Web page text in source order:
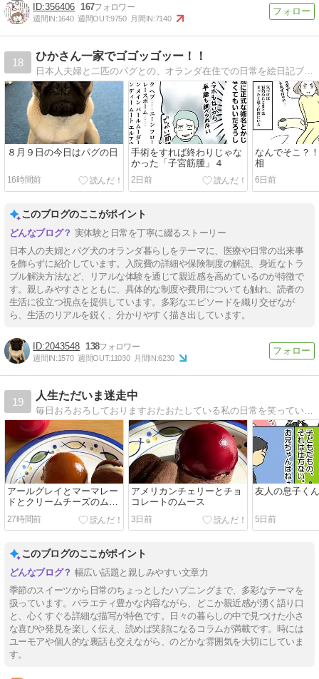
356406 167
週間IN:1640 週間OUT:9750 月間IN:7140
18
ひかさん一家でゴゴッゴッー！！
日本人夫婦と二匹のパグとの、オランダ在住での日常を絵日記ブログで描いてます。
８月９日の今日はパグの日
16時間前
手術をすれば終わりじゃな
かった「子宮筋腫」４
2日前
なんでそこ？
相
6日前
このブログのここがポイント
実体験と日常を丁寧に綴るストーリー
日本人の夫婦とパグ犬のオランダ暮らしをテーマに、医療や日常の出来事
を飾らずに紹介しています。入院費の詳細や保険制度の解説、身近なトラ
ブル解決方法など、リアルな体験を通じて親近感を高めているのが特徴で
す。親しみやすさとともに、具体的な制度や費用についても触れ、読者の
生活に役立つ視点を提供しています。多彩なエピソードを織り交ぜなが
ら、生活のリアルを鋭く、分かりやすく描き出しています。
2043548 138
週間IN:1570 週間OUT:11030 月間IN:6230
19
人生ただいま迷走中
アールグレイとマーマレー
ドとクリームチーズのムー
27時間前
アメリカンチェリーとチョ
コレートのムース
3日前
友人の息子く
5日前
このブログのここがポイント
幅広い話題と親しみやすい文章力
季節のスイーツから日常のちょっとしたハプニングまで、多彩なテーマを
扱っています。バラエティ豊かな内容ながら、どこか親近感が湧く語り口
と、心くすぐる詳細な描写が特色です。日々の暮らしの中で見つけた小さ
な喜びや発見を楽しく伝え、読めば笑顔になるコラムが満載です。時には
ユーモアや個人的な裏話も交えながら、のどかな雰囲気を大切にしていま
す。